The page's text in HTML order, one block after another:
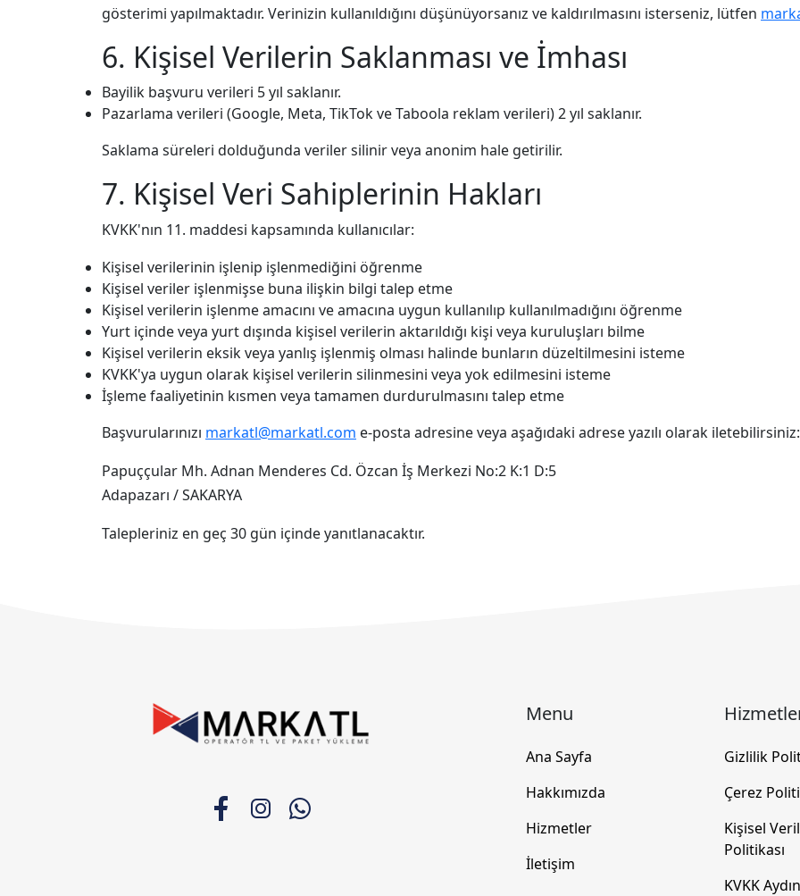
gösterimi yapılmaktadır. Verinizin kullanıldığını düşünüyorsanız ve kaldırılmasını isterseniz, lütfen
6. Kişisel Verilerin Saklanması ve İmhası
Bayilik başvuru verileri 5 yıl saklanır.
Pazarlama verileri (Google, Meta, TikTok ve Taboola reklam verileri) 2 yıl saklanır.
Saklama süreleri dolduğunda veriler silinir veya anonim hale getirilir.
7. Kişisel Veri Sahiplerinin Hakları
KVKK'nın 11. maddesi kapsamında kullanıcılar:
Kişisel verilerinin işlenip işlenmediğini öğrenme
Kişisel veriler işlenmişse buna ilişkin bilgi talep etme
Kişisel verilerin işlenme amacını ve amacına uygun kullanılıp kullanılmadığını öğrenme
Yurt içinde veya yurt dışında kişisel verilerin aktarıldığı kişi veya kuruluşları bilme
Kişisel verilerin eksik veya yanlış işlenmiş olması halinde bunların düzeltilmesini isteme
KVKK'ya uygun olarak kişisel verilerin silinmesini veya yok edilmesini isteme
İşleme faaliyetinin kısmen veya tamamen durdurulmasını talep etme
Başvurularınızı markatl@markatl.com e-posta adresine veya aşağıdaki adrese yazılı olarak iletebilirsiniz:
Papuççular Mh. Adnan Menderes Cd. Özcan İş Merkezi No:2 K:1 D:5
Adapazarı / SAKARYA
Talepleriniz en geç 30 gün içinde yanıtlanacaktır.
Menu
Ana Sayfa
Hakkımızda
Hizmetler
İletişim
Gizlilik
Çerez
Kişisel
Politikası
KVKK